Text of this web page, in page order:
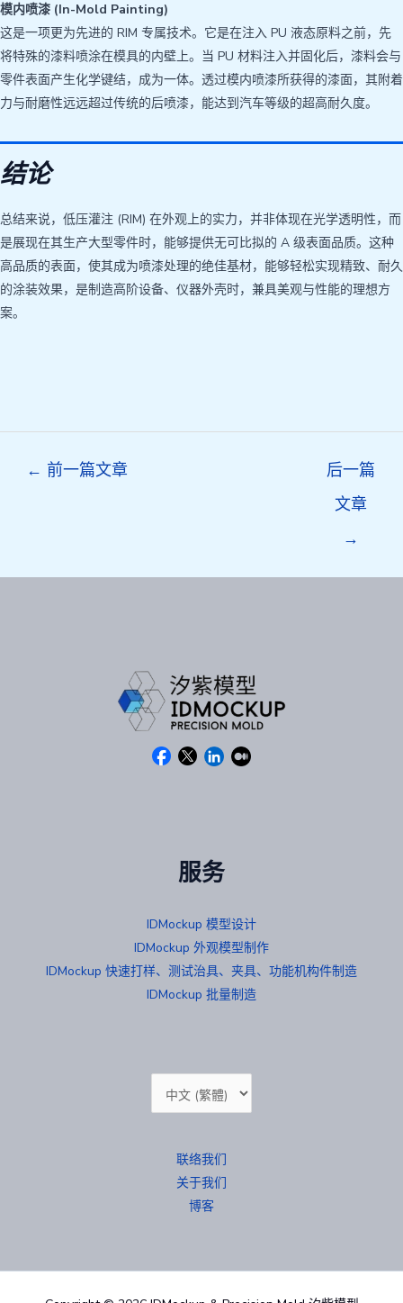
模内喷漆 (In-Mold Painting)
这是一项更为先进的 RIM 专属技术。它是在注入 PU 液态原料之前，先
将特殊的漆料喷涂在模具的内壁上。当 PU 材料注入并固化后，漆料会与
零件表面产生化学键结，成为一体。透过模内喷漆所获得的漆面，其附着
力与耐磨性远远超过传统的后喷漆，能达到汽车等级的超高耐久度。
结论
总结来说，低压灌注 (RIM) 在外观上的实力，并非体现在光学透明性，而
是展现在其生产大型零件时，能够提供无可比拟的 A 级表面品质。这种
高品质的表面，使其成为喷漆处理的绝佳基材，能够轻松实现精致、耐久
的涂装效果，是制造高阶设备、仪器外壳时，兼具美观与性能的理想方
案。
← 前一篇文章
后一篇
文章
→
服务
IDMockup 模型设计
IDMockup 外观模型制作
IDMockup 快速打样、测试治具、夹具、功能机构件制造
IDMockup 批量制造
择
联络我们
关于我们
博客